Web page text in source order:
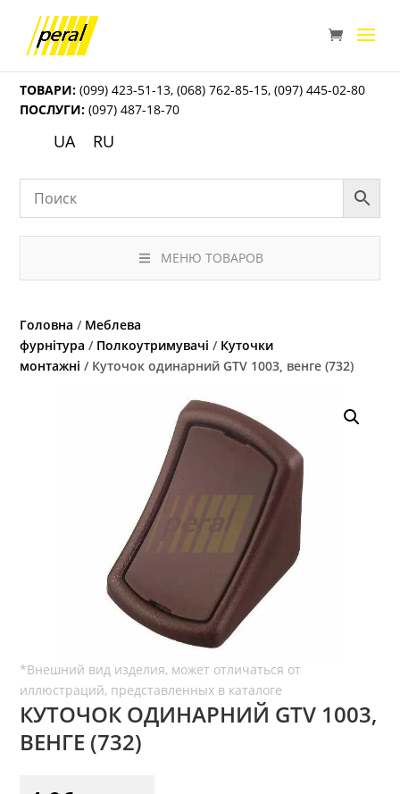
ТОВАРИ: (099) 423-51-13,(068) 762-85-15,(097) 445-02-80
ПОСЛУГИ: (097) 487-18-70
UA RU
МЕНЮ ТОВАРОВ
Головна / Меблева
фурнітура / Полкоутримувачі / Куточки
монтажні / Куточок одинарний GTV 1003, венге (732)
КУТОЧОК ОДИНАРНИЙ GTV 1003,
ВЕНГЕ (732)